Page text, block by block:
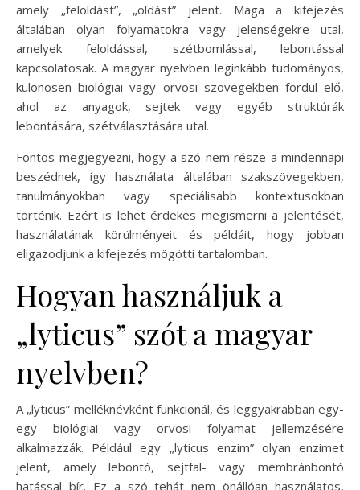
amely „feloldást”, „oldást” jelent. Maga a kifejezés
általában olyan folyamatokra vagy jelenségekre utal,
amelyek feloldással, szétbomlással, lebontással
kapcsolatosak. A magyar nyelvben leginkább tudományos,
különösen biológiai vagy orvosi szövegekben fordul elő,
ahol az anyagok, sejtek vagy egyéb struktúrák
lebontására, szétválasztására utal.
Fontos megjegyezni, hogy a szó nem része a mindennapi
beszédnek, így használata általában szakszövegekben,
tanulmányokban vagy speciálisabb kontextusokban
történik. Ezért is lehet érdekes megismerni a jelentését,
használatának körülményeit és példáit, hogy jobban
eligazodjunk a kifejezés mögötti tartalomban.
Hogyan használjuk a
„lyticus” szót a magyar
nyelvben?
A „lyticus” melléknévként funkcionál, és leggyakrabban egy-
egy biológiai vagy orvosi folyamat jellemzésére
alkalmazzák. Például egy „lyticus enzim” olyan enzimet
jelent, amely lebontó, sejtfal- vagy membránbontó
hatással bír. Ez a szó tehát nem önállóan használatos,